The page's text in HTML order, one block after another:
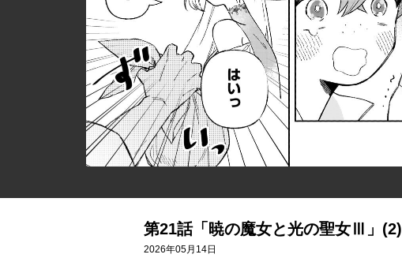
第21話「暁の魔女と光の聖女Ⅲ」(2)
2026年05月14日